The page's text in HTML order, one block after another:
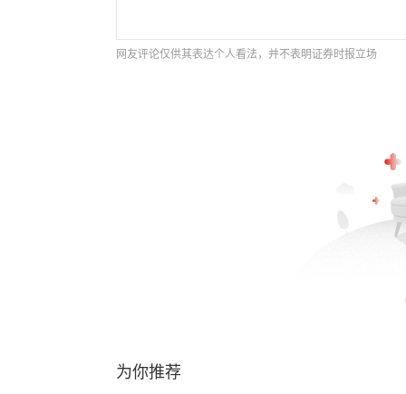
网友评论仅供其表达个人看法，并不表明证券时报立场
为你推荐